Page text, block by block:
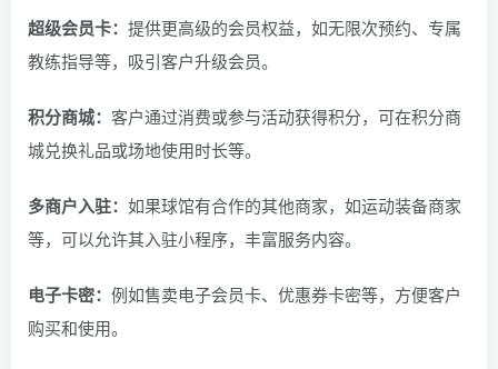
超级会员卡： 提供更高级的会员权益，如无限次预约、专属
教练指导等，吸引客户升级会员。
积分商城： 客户通过消费或参与活动获得积分，可在积分商
城兑换礼品或场地使用时长等。
多商户入驻： 如果球馆有合作的其他商家，如运动装备商家
等，可以允许其入驻小程序，丰富服务内容。
电子卡密： 例如售卖电子会员卡、优惠券卡密等，方便客户
购买和使用。